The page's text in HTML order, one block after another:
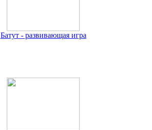
Батут - развивающая игра